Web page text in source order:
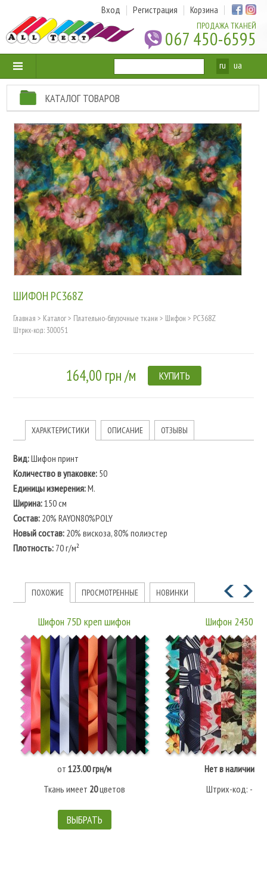
ПРОДАЖА ТКАНЕЙ
067 450-6595
Вход Регистрация Корзина
ru ua
КАТАЛОГ ТОВАРОВ
ШИФОН PC368Z
Главная > Каталог> Плательно-блузочные ткани > Шифон > PC368Z
Штрих-код: 300051
164,00 грн /м КУПИТЬ
ХАРАКТЕРИСТИКИ ОПИСАНИЕ ОТЗЫВЫ
Вид:Шифон принт
Количество в упаковке:50
Единицы измерения:М.
Ширина:150 см
Состав:20% RAYON80%POLY
Новый состав:20% вискоза, 80% полиэстер
Плотность:70 г/м²
ПОХОЖИЕ ПРОСМОТРЕННЫЕ НОВИНКИ
Шифон 75D креп шифон
от123.00 грн/м
Ткань имеет 20цветов
ВЫБРАТЬ
Шифон 2430
Нет в наличии
Штрих-код: -